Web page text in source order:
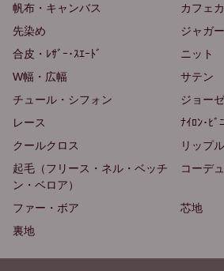
帆布・キャンバス
カフェ
先染め
ジャガ
合皮・ﾚｻﾞｰ･ｽｴｰﾄﾞ
ニット
W幅・広幅
サテン
チュール・シフォン
ジョー
レース
ﾅｲﾛﾝ･ﾋﾞ
クールクロス
リップ
起毛（フリース・ネル・ベッチ
ン・ベロア）
コーデ
ファー・ボア
芯地
裏地